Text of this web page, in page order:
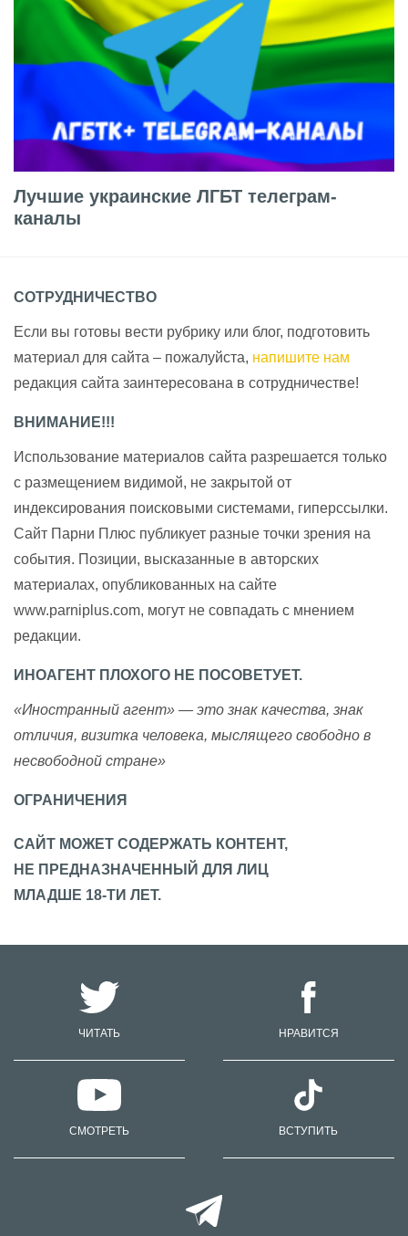
Лучшие украинские ЛГБТ телеграм-
каналы
СОТРУДНИЧЕСТВО
Если вы готовы вести рубрику или блог, подготовить
материал для сайта – пожалуйста, напишите нам
редакция сайта заинтересована в сотрудничестве!
ВНИМАНИЕ!!!
Использование материалов сайта разрешается только
с размещением видимой, не закрытой от
индексирования поисковыми системами, гиперссылки.
Сайт Парни Плюс публикует разные точки зрения на
события. Позиции, высказанные в авторских
материалах, опубликованных на сайте
www.parniplus.com, могут не совпадать с мнением
редакции.
ИНОАГЕНТ ПЛОХОГО НЕ ПОСОВЕТУЕТ.
«Иностранный агент» — это знак качества, знак
отличия, визитка человека, мыслящего свободно в
несвободной стране»
ОГРАНИЧЕНИЯ
САЙТ МОЖЕТ СОДЕРЖАТЬ КОНТЕНТ,
НЕ ПРЕДНАЗНАЧЕННЫЙ ДЛЯ ЛИЦ
МЛАДШЕ 18-ТИ ЛЕТ.
ЧИТАТЬ НРАВИТСЯ
СМОТРЕТЬ ВСТУПИТЬ